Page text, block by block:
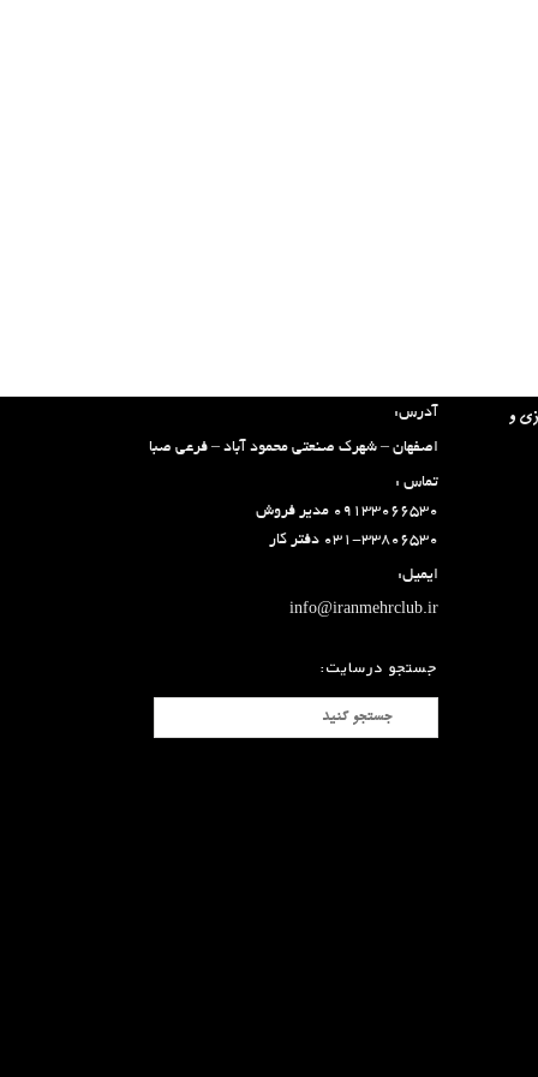
آدرس:
اصفهان – شهرک صنعتی محمود آباد – فرعی صبا
تماس :
۰۹۱۳۳۰۶۶۵۳۰ مدیر فروش
۰۳۱-۳۳۸۰۶۵۳۰ دفتر کار
ایمیل:
info@iranmehrclub.ir
جستجو درسایت:
و